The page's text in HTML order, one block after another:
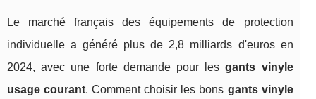
Le marché français des équipements de protection
individuelle a généré plus de 2,8 milliards d'euros en
2024, avec une forte demande pour lesgants vinyle
usage courant. Comment choisir les bons gants vinyle